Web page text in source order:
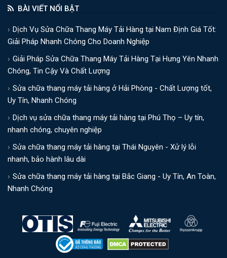
BÀI VIẾT NỔI BẬT
Dịch Vụ Sửa Chữa Thang Máy Tải Hàng tại Nam Định Giá Tốt:
Giải Pháp Nhanh Chóng Cho Doanh Nghiệp
Giải Pháp Sửa Chữa Thang Máy Tải Hàng Tại Hưng Yên Nhanh
Chóng, Tin Cậy Và Chất Lượng
Sửa chữa thang máy tải hàng ở Hải Phòng - Chất Lượng tốt,
Uy Tín, Nhanh Chóng
Dịch vụ sửa chữa thang máy tải hàng tại Phú Thọ – Uy tín,
nhanh chóng, chuyên nghiệp
Sửa chữa thang máy tải hàng tại Thái Nguyên - Xử lý lỗi
nhanh, bảo hành lâu dài
Sửa chữa thang máy tải hàng tại Bắc Giang - Uy Tín, An Toàn,
Nhanh Chóng